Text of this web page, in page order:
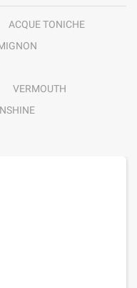
ACQUE TONICHE
VERMOUTH